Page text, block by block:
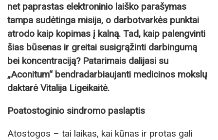
net paprastas elektroninio laiško parašymas
tampa sudėtinga misija, o darbotvarkės punktai
atrodo kaip kopimas į kalną. Tad, kaip palengvinti
šias būsenas ir greitai susigrąžinti darbingumą
bei koncentraciją? Patarimais dalijasi su
„Aconitum“ bendradarbiaujanti medicinos mokslų
daktarė Vitalija Ligeikaitė.
Poatostoginio sindromo paslaptis
Atostogos – tai laikas, kai kūnas ir protas gali